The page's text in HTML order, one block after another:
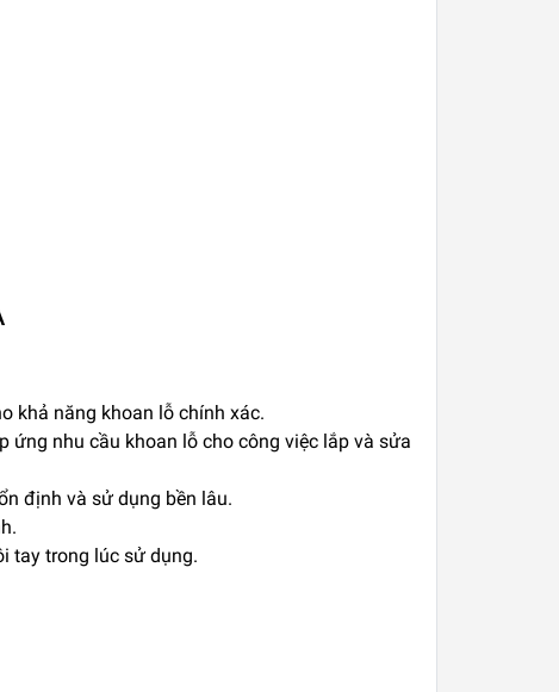
khả năng khoan lỗ chính xác.
ứng nhu cầu khoan lỗ cho công việc lắp và sửa
định và sử dụng bền lâu.
tay trong lúc sử dụng.